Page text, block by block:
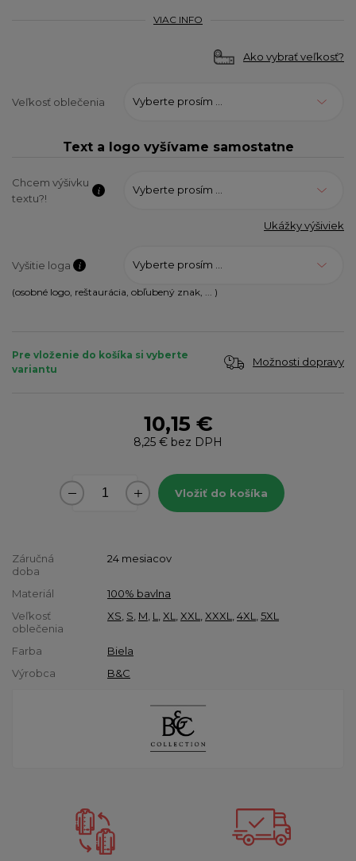
VIAC INFO
Ako vybrať veľkosť?
Veľkosť oblečenia Vyberte prosím ...
Text a logo vyšívame samostatne
Chcem výšivku
textu?!
Vyberte prosím ...
Ukážky výšiviek
Vyšitie loga Vyberte prosím ...
(osobné logo, reštaurácia, obľubený znak, ... )
Pre vloženie do košíka si vyberte
variantu
Možnosti dopravy
10,15 €
8,25 € bez DPH
Vložiť do košíka
Záručná
doba
24 mesiacov
Materiál
100% bavlna
Veľkosť
oblečenia
XS S M L XL XXL XXXL 4XL 5XL
Farba
Biela
Výrobca
B&C